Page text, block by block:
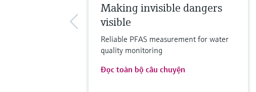
Making invisible dangers
visible
Reliable PFAS measurement for water
quality monitoring
Đọc toàn bộ câu chuyện